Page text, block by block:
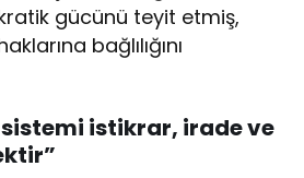
gücünü teyit etmiş,
bağlılığını
istikrar, irade ve